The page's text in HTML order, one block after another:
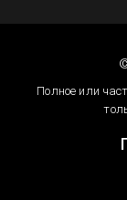
Полное или